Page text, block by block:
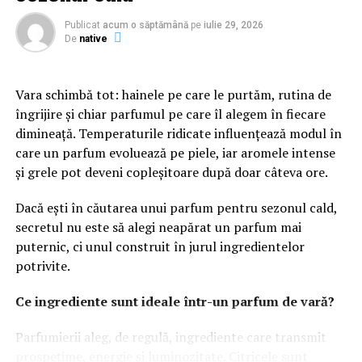
paginilor îi ajută pe vizitatori să găsească rapid
informațiile importante și să interacționeze mai ușor cu
Conținutul are un rol esențial în procesul de atragere și
convingere a publicului. Articolele informative, studiile
de caz și paginile bine optimizate oferă valoare și
demonstrează expertiza companiei. Acest lucru
contribuie la dezvoltarea unei relații solide cu
Pe lângă experiența oferită de website, vizibilitatea este
un factor decisiv. Chiar și cea mai bună platformă poate
avea rezultate limitate dacă nu este găsită de publicul
potrivit. De aceea, optimizarea și promovarea trebuie să
facă parte din aceeași strategie.
Publicat acum o săptămână pe iulie 29, 2026
De native
Vara schimbă tot: hainele pe care le purtăm, rutina de
îngrijire și chiar parfumul pe care îl alegem în fiecare
dimineață. Temperaturile ridicate influențează modul în
care un parfum evoluează pe piele, iar aromele intense
și grele pot deveni copleșitoare după doar câteva ore.
Dacă ești în căutarea unui parfum pentru sezonul cald,
secretul nu este să alegi neapărat un parfum mai
puternic, ci unul construit în jurul ingredientelor
potrivite.
Ce ingrediente sunt ideale într-un parfum de vară?
Parfumierii aleg, de regulă, ingrediente care transmit